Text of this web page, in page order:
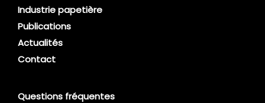
Industrie papetière
Publications
Actualités
Contact
Questions fréquentes